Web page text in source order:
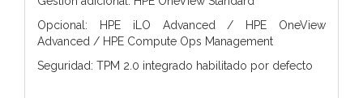
Opcional: HPE iLO Advanced / HPE OneView
Advanced / HPE Compute Ops Management
Seguridad: TPM 2.0 integrado habilitado por defecto